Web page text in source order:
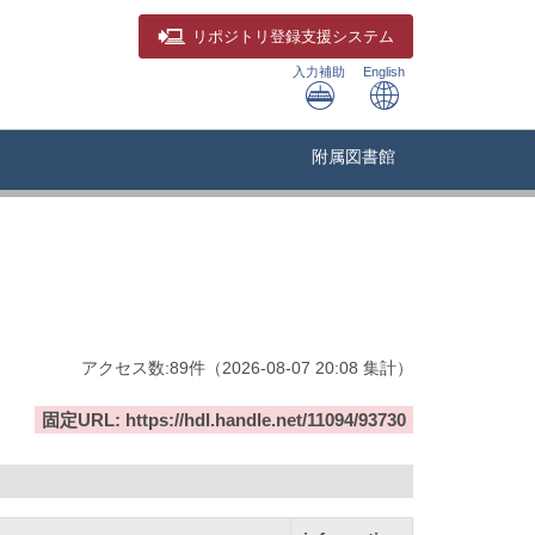
リポジトリ 登録支援システム
入力補助 English
附属図書館
アクセス数:89件 （2026-08-07 20:08 集計）
固定URL: https://hdl.handle.net/11094/93730